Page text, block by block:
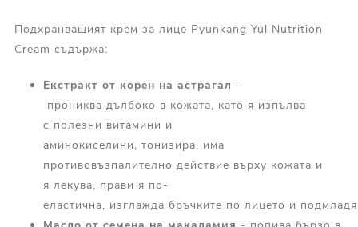
Подхранващият крем за лице Pyunkang Yul Nutrition
Cream съдържа:
Екстракт от корен на астрагал –
прониква дълбоко в кожата, като я изпълва
с полезни витамини и
аминокиселини, тонизира, има
противовъзпалително действие върху кожата и
я лекува, прави я по-
еластична, изглажда бръчките по лицето и